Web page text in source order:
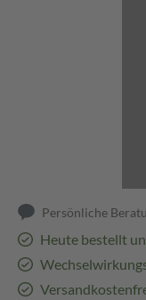
Persönliche
Heute bestellt